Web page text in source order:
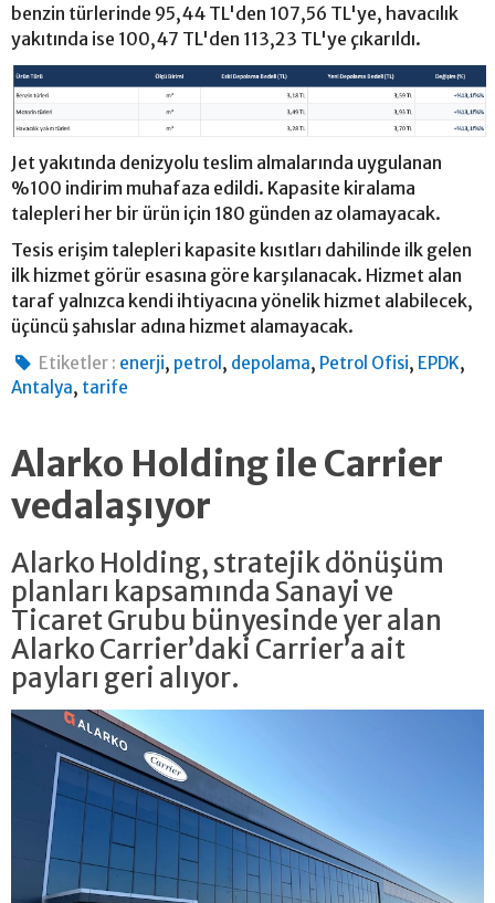
benzin türlerinde 95,44 TL'den 107,56 TL'ye, havacılık
yakıtında ise 100,47 TL'den 113,23 TL'ye çıkarıldı.
Jet yakıtında denizyolu teslim almalarında uygulanan
%100 indirim muhafaza edildi. Kapasite kiralama
talepleri her bir ürün için 180 günden az olamayacak.
Tesis erişim talepleri kapasite kısıtları dahilinde ilk gelen
ilk hizmet görür esasına göre karşılanacak. Hizmet alan
taraf yalnızca kendi ihtiyacına yönelik hizmet alabilecek,
üçüncü şahıslar adına hizmet alamayacak.
Etiketler : enerji, petrol , depolama, Petrol Ofisi, EPDK,
Antalya, tarife
Alarko Holding ile Carrier
vedalaşıyor
Alarko Holding, stratejik dönüşüm
planları kapsamında Sanayi ve
Ticaret Grubu bünyesinde yer alan
Alarko Carrier’daki Carrier’a ait
payları geri alıyor.